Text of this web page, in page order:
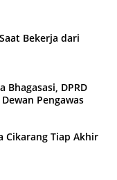
Bekerja dari
Bhagasasi, DPRD
Pengawas
Cikarang Tiap Akhir